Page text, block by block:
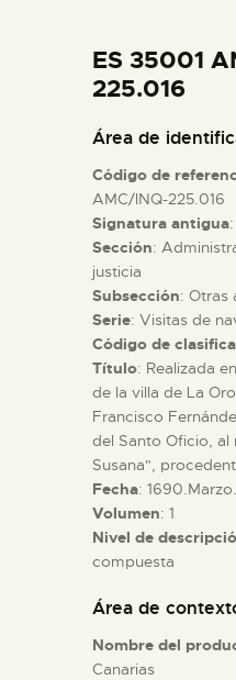
ESPAÑOL
PREPARAR
█
EL MUSEO
ESPAÑOL
ES 35001
225.016
Área de
Código de
AMC/INQ-225.016
Signatura antigua
Sección:
justicia
Subsección: Otras
Serie: Visitas de
Código de
Título: Realizada
de la villa de La
Francisco
del Santo Oficio, al
Susana",
Fecha:
Volumen: 1
Nivel de
compuesta
Área de
Nombre del
Canarias